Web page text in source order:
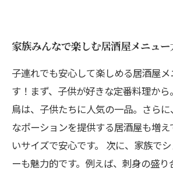
家族みんなで楽しむ居酒屋メニュー
子連れでも安心して楽しめる居酒屋
す！まず、子供が好きな定番料理か
鳥は、子供たちに人気の一品。さら
なポーションを提供する居酒屋も増
いサイズで安心です。 次に、家族で
ーも魅力的です。例えば、刺身の盛